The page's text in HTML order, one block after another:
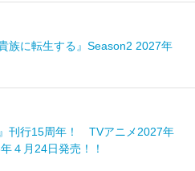
族に転生する』Season2 2027年
刊行15周年！ TVアニメ2027年
４月24日発売！！